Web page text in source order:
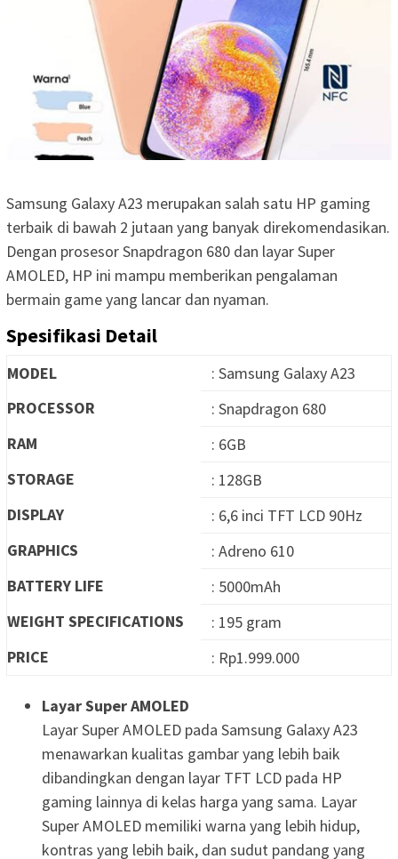
Samsung Galaxy A23 merupakan salah satu HP gaming
terbaik di bawah 2 jutaan yang banyak direkomendasikan.
Dengan prosesor Snapdragon 680 dan layar Super
AMOLED, HP ini mampu memberikan pengalaman
bermain game yang lancar dan nyaman.
Spesifikasi Detail
MODEL
: Samsung Galaxy A23
PROCESSOR
: Snapdragon 680
RAM
: 6GB
STORAGE
: 128GB
DISPLAY
: 6,6 inci TFT LCD 90Hz
GRAPHICS
: Adreno 610
BATTERY LIFE
: 5000mAh
WEIGHT SPECIFICATIONS
: 195 gram
PRICE
: Rp1.999.000
Layar Super AMOLED
Layar Super AMOLED pada Samsung Galaxy A23
menawarkan kualitas gambar yang lebih baik
dibandingkan dengan layar TFT LCD pada HP
gaming lainnya di kelas harga yang sama. Layar
Super AMOLED memiliki warna yang lebih hidup,
kontras yang lebih baik, dan sudut pandang yang